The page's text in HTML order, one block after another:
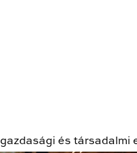
és